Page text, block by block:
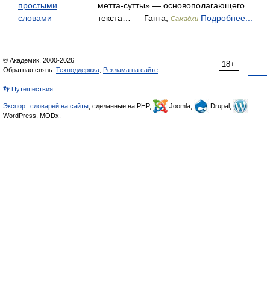
простыми
словами
метта-сутты» — основополагающего
текста… — Ганга,
Самадхи Подробнее...
18+
© Академик, 2000-2026
Обратная связь: Техподдержка Реклама на сайте
👣 Путешествия
Экспорт словарей на сайты , сделанные на PHP, Joomla,
Drupal,
WordPress, MODx.